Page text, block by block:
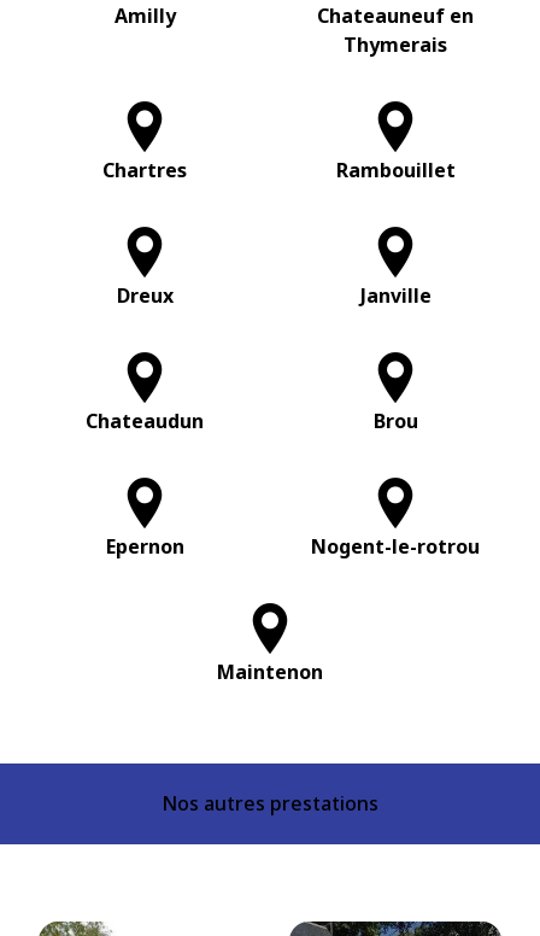
Amilly
Chateauneuf en
Thymerais
Chartres Rambouillet
Dreux Janville
Chateaudun Brou
Epernon Nogent-le-rotrou
Maintenon
Nos autres prestations